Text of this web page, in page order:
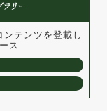
テンツを登載し
ス